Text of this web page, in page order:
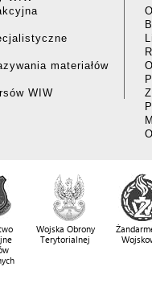
materiałów
WIW
Wojska Obrony
Terytorialnej